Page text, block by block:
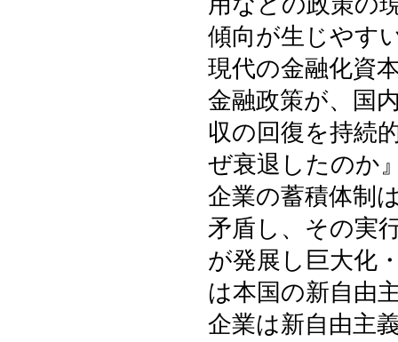
傾向が生じやす
現代の金融化資
金融政策が、国
収の回復を持続
ぜ衰退したのか
企業の蓄積体制
矛盾し、その実
が発展し巨大化
は本国の新自由
企業は新自由主